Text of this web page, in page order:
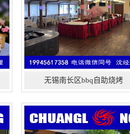
无锡南长区bbq自助烧烤
高端宴会外卖活动，私人尊享订制，
鸡尾酒会，大型餐饮服务，各式冷餐
会，特色鸡尾酒会，艺术茶歇，三文